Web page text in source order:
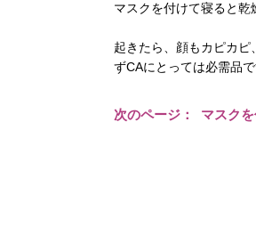
マスクを付けて寝ると乾
起きたら、顔もカピカ
ずCAにとっては必需品で
次のページ： マスク